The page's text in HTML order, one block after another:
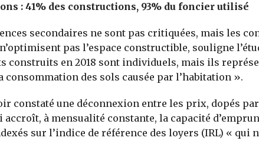
: 41% des constructions, 93% du foncier utilisé
secondaires ne sont pas critiquées, mais les
pas l’espace constructible, souligne
construits en 2018 sont individuels, mais ils
consommation des sols causée par l’habitation ».
constaté une déconnexion entre les prix, dopés par
accroît, à mensualité constante, la capacité
sur l’indice de référence des loyers (IRL) « qui